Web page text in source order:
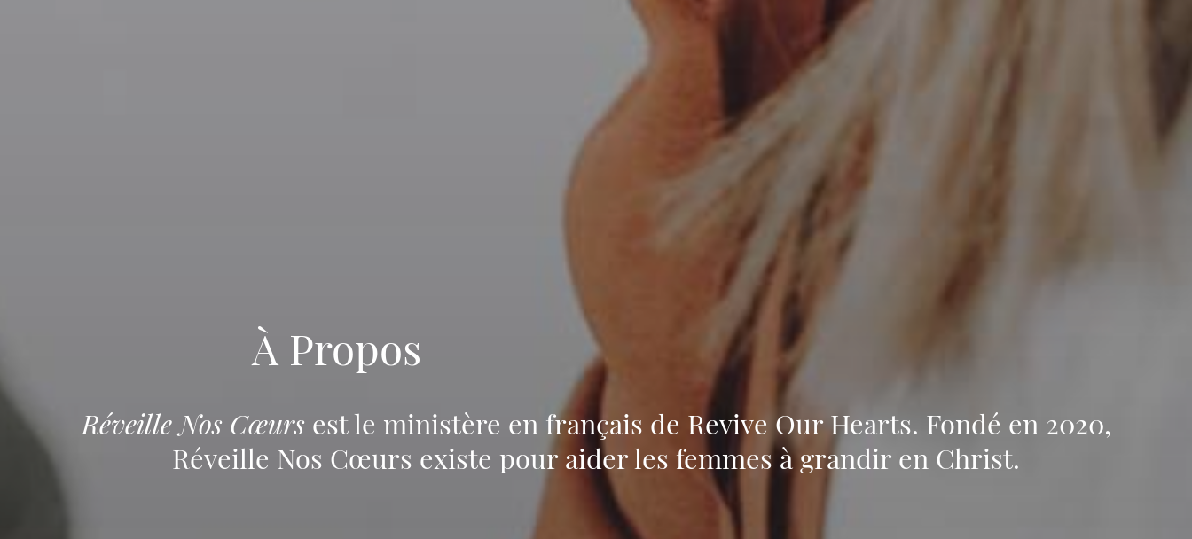
À Propos
Réveille Nos Cœursest le ministère en français de Revive Our Hearts. Fondé en 2020,
Réveille Nos Cœurs existe pour aider les femmes à grandir en Christ.